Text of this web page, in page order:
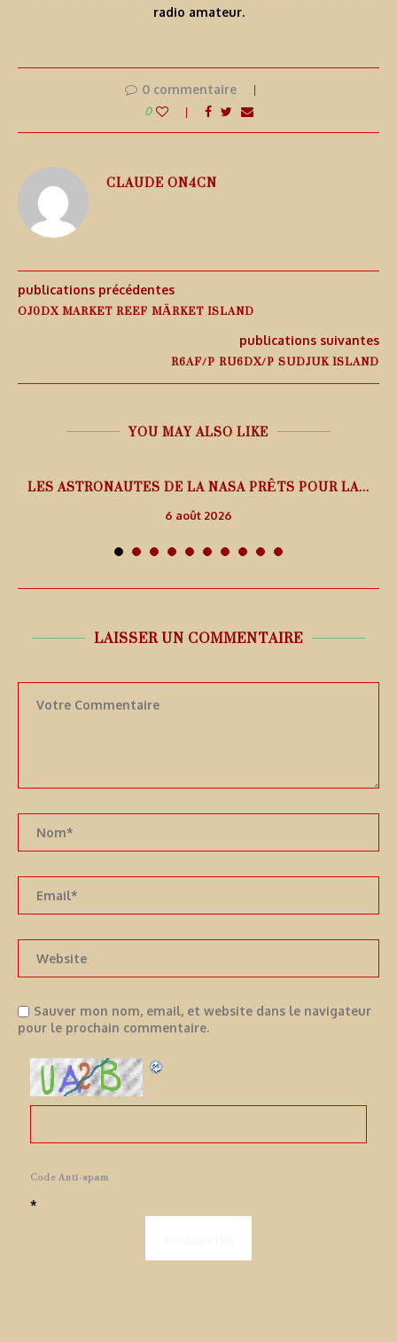
radio amateur.
0 commentaire
0
CLAUDE ON4CN
publications précédentes
OJ0DX MARKET REEF MÄRKET ISLAND
publications suivantes
R6AF/P RU6DX/P SUDJUK ISLAND
YOU MAY ALSO LIKE
LES ASTRONAUTES DE LA NASA PRÊTS POUR LA...
6 août 2026
LAISSER UN COMMENTAIRE
Sauver mon nom, email, et website dans le navigateur
pour le prochain commentaire.
Code Anti-spam
*